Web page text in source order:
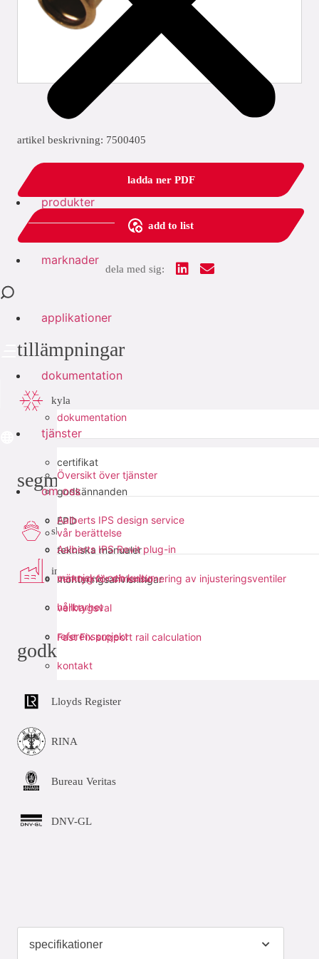
produkter
marknader
applikationer
dokumentation
dokumentation
certifikat
godkännanden
EPD
tekniska manualer
monteringsanvisningar
tjänster
Översikt över tjänster
Aalberts IPS design service
Aalberts IPS Revit plug-in
verktyg för dimensionering av injusteringsventiler
verktygsval
Fast Fix support rail calculation
om oss
vår berättelse
människor och kultur
hållbarhet
referensprojekt
kontakt
artikel beskrivning: 7500405
ladda ner PDF
add to list
dela med sig:
tillämpningar
kyla
segment
skeppsbygge
industri
godkännanden
Lloyds Register
RINA
Bureau Veritas
DNV-GL